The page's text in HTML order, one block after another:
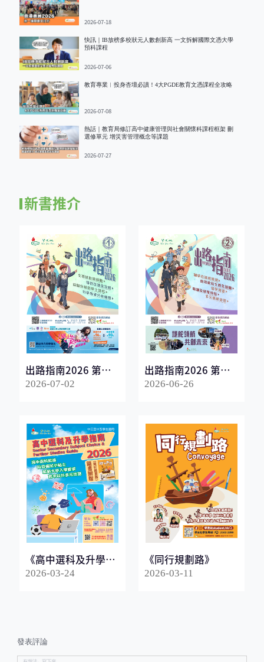
2026-07-18
快訊｜IB放榜多校狀元人數創新高 一文拆解國際文憑大學
預科課程
2026-07-06
教育專業︱投身杏壇必讀！4大PGDE教育文憑課程全攻略
2026-07-08
熱話｜教育局修訂高中健康管理與社會關懷科課程框架 刪
選修單元 增災害管理概念等課題
2026-07-27
新書推介
出路指南2026 第一
冊
2026-07-02
出路指南2026 第二
冊
2026-06-26
《高中選科及升學指
南2026》
2026-03-24
《同行規劃路》
2026-03-11
發表評論